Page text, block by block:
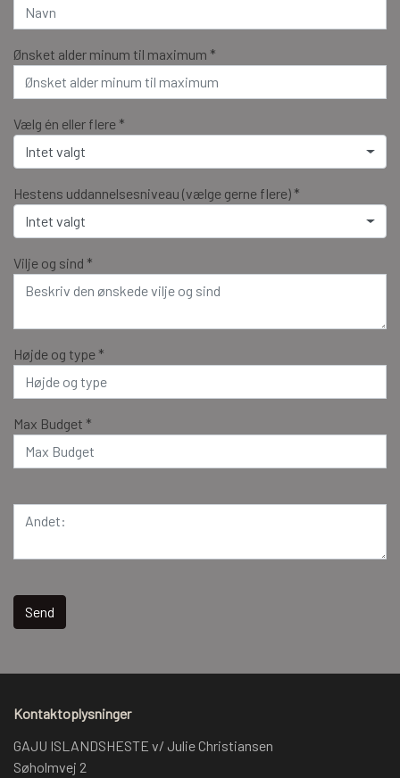
Ønsket alder minum til maximum *
Vælg én eller flere *
Intet valgt
Hestens uddannelsesniveau (vælge gerne flere) *
Intet valgt
Vilje og sind *
Højde og type *
Max Budget *
Send
Kontaktoplysninger
GAJU ISLANDSHESTE v/ Julie Christiansen
Søholmvej 2